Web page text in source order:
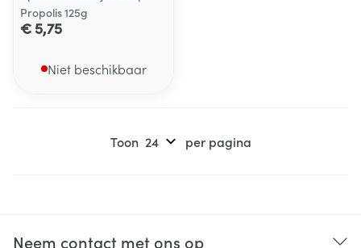
Propolis 125g
€ 5,75
Niet beschikbaar
Toon per pagina
Neem contact met ons op